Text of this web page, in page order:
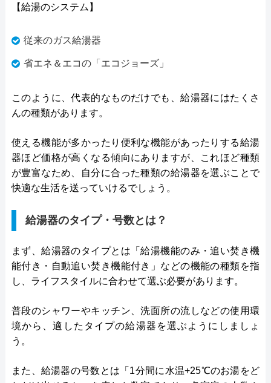
【給湯のシステム】
従来のガス給湯器
省エネ＆エコの「エコジョーズ」
このように、代表的なものだけでも、給湯器にはたくさ
んの種類があります。
使える機能が多かったり便利な機能があったりする給湯
器ほど価格が高くなる傾向にありますが、これほど種類
が豊富なため、自分に合った種類の給湯器を選ぶことで
快適な生活を送っていけるでしょう。
給湯器のタイプ・号数とは？
まず、給湯器のタイプとは「給湯機能のみ・追い焚き機
能付き・自動追い焚き機能付き」などの機能の種類を指
し、ライフスタイルに合わせて選ぶ必要があります。
普段のシャワーやキッチン、洗面所の流しなどの使用環
境から、適したタイプの給湯器を選ぶようにしましょ
う。
また、給湯器の号数とは「1分間に水温+25℃のお湯をど